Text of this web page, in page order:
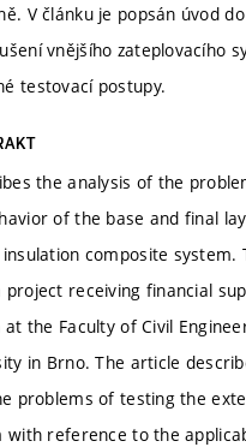
V článku je popsán úvod do
vnějšího zateplovacího
testovací postupy.
the analysis of the
of the base and final
composite system.
project receiving financial
the Faculty of Civil
in Brno. The article
problems of testing the
with reference to the